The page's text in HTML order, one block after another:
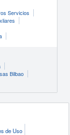
Servicios
Bilbao
de Uso